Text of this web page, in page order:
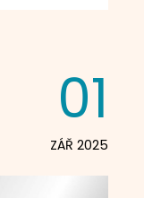
01
ZÁŘ 2025